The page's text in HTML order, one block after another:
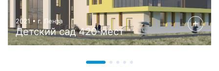
2021 • г. Пенза
Детский сад 420 мест